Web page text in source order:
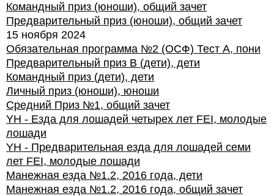
Командный приз (юноши), общий зачет
Предварительный приз (юноши), общий зачет
15 ноября 2024
Обязательная программа №2 (ОСФ) Тест А, пони
Предварительный приз В (дети), дети
Командный приз (дети), дети
Личный приз (юноши), юноши
Средний Приз №1, общий зачет
YH - Езда для лошадей четырех лет FEI, молодые
лошади
YH - Предварительная езда для лошадей семи
лет FEI, молодые лошади
Манежная езда №1.2, 2016 года, дети
Манежная езда №1.2, 2016 года, общий зачет